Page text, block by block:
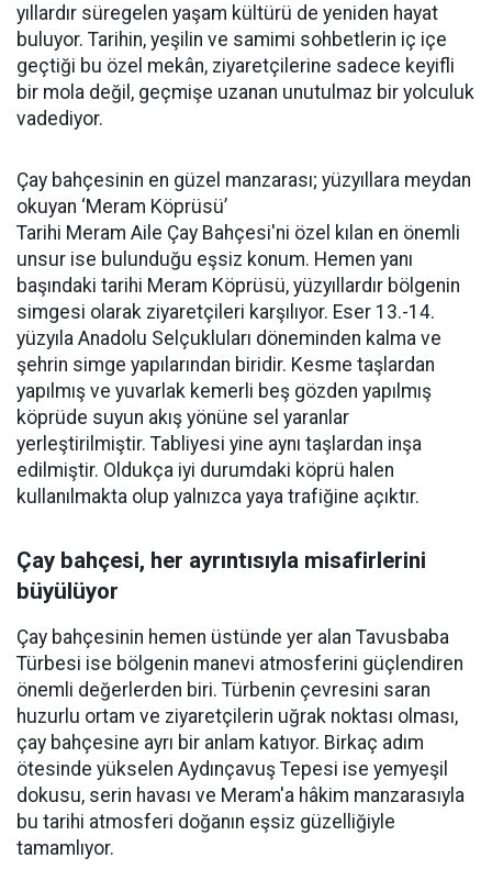
yıllardır süregelen yaşam kültürü de yeniden hayat
buluyor. Tarihin, yeşilin ve samimi sohbetlerin iç içe
geçtiği bu özel mekân, ziyaretçilerine sadece keyifli
bir mola değil, geçmişe uzanan unutulmaz bir yolculuk
vadediyor.
Çay bahçesinin en güzel manzarası; yüzyıllara meydan
okuyan ‘Meram Köprüsü’
Tarihi Meram Aile Çay Bahçesi'ni özel kılan en önemli
unsur ise bulunduğu eşsiz konum. Hemen yanı
başındaki tarihi Meram Köprüsü, yüzyıllardır bölgenin
simgesi olarak ziyaretçileri karşılıyor. Eser 13.-14.
yüzyıla Anadolu Selçukluları döneminden kalma ve
şehrin simge yapılarından biridir. Kesme taşlardan
yapılmış ve yuvarlak kemerli beş gözden yapılmış
köprüde suyun akış yönüne sel yaranlar
yerleştirilmiştir. Tabliyesi yine aynı taşlardan inşa
edilmiştir. Oldukça iyi durumdaki köprü halen
kullanılmakta olup yalnızca yaya trafiğine açıktır.
Çay bahçesi, her ayrıntısıyla misafirlerini
büyülüyor
Çay bahçesinin hemen üstünde yer alan Tavusbaba
Türbesi ise bölgenin manevi atmosferini güçlendiren
önemli değerlerden biri. Türbenin çevresini saran
huzurlu ortam ve ziyaretçilerin uğrak noktası olması,
çay bahçesine ayrı bir anlam katıyor. Birkaç adım
ötesinde yükselen Aydınçavuş Tepesi ise yemyeşil
dokusu, serin havası ve Meram'a hâkim manzarasıyla
bu tarihi atmosferi doğanın eşsiz güzelliğiyle
tamamlıyor.